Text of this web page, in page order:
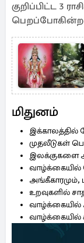
குறிப்பிட்ட 3
மிதுனம்
இக்காலத்தில்
முதலீடுகள்
இலக்குகளை
வாழ்க்கையில்
அங்கீகாரமும்,
உறவுகளில்
வாழ்க்கையில்
வாழ்க்கையில்